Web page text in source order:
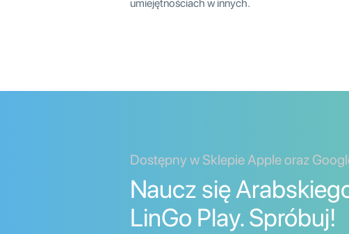
umiejętnościach w innych.
Dostępny w Sklepie Apple oraz
Naucz się
LinGo Play. Spróbuj!